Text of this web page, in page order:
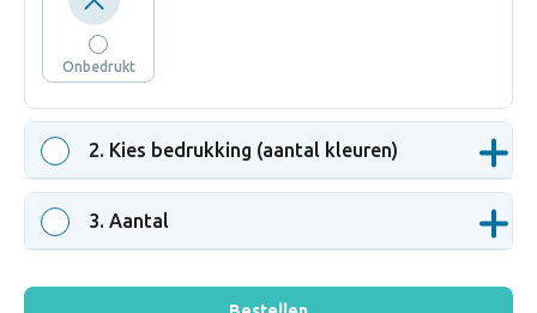
Onbedrukt
2. Kies bedrukking (aantal kleuren)
3. Aantal